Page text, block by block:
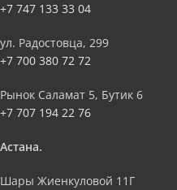
+7 747 133 33 04
ул. Радостовца, 299
+7 700 380 72 72
Рынок Саламат 5, Бутик 6
+7 707 194 22 76
Астана.
Шары Жиенкуловой 11Г